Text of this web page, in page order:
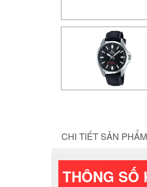
CHI TIẾT SẢN PHẨM
THÔNG SỐ